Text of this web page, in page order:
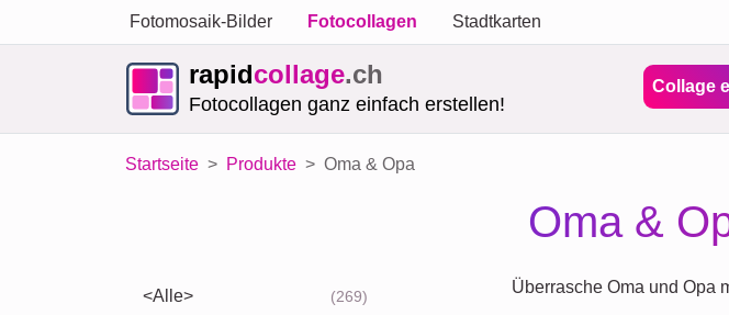
Fotomosaik-Bilder Fotocollagen Stadtkarten
rapidcollage.ch
Fotocollagen ganz einfach erstellen!
Collage
Startseite Produkte Oma & Opa
Oma &
<Alle> (269) Überrasche Oma und Opa